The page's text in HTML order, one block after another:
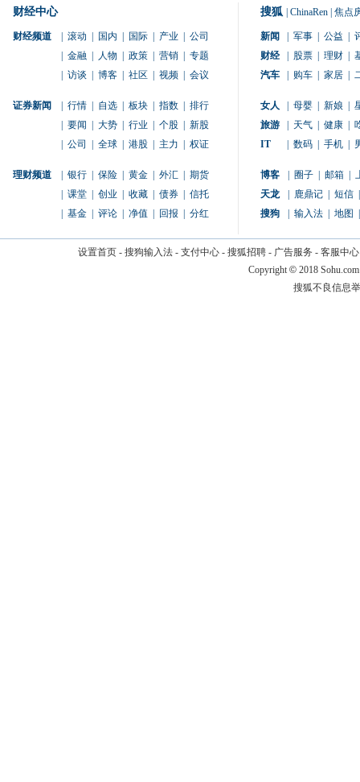
财经中心
财经频道 滚动 国内 国际 产业
公司
金融 人物 政策 营销
专题
访谈 博客 社区 视频 会议
证券新闻 行情 自选 板块 指数
排行
要闻 大势 行业 个股
新股
公司 全球 港股 主力 权证
理财频道 银行 保险 黄金 外汇
期货
课堂 创业 收藏 债券
信托
基金 评论 净值 回报 分红
搜狐 ChinaRen 焦点
新闻 军事 公益
财经
股票 理财
汽车
购车 家居
女人 母婴 新娘
旅游
天气 健康
IT
数码 手机
博客 圈子 邮箱
天龙
鹿鼎记 短信
搜狗
输入法 地图
设置首页- 搜狗输入法- 支付中心- 搜狐招聘- 广告服务 - 客服中心
Copyright © 2018
搜狐不良信息